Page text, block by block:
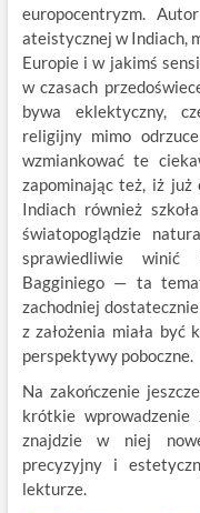
europocentryzm.
ateistycznej w Indiach,
Europie i w jakimś
w czasach
bywa eklektyczny,
religijny mimo
wzmiankować te
zapominając też, iż już
Indiach również
światopoglądzie
sprawiedliwie winić
Bagginiego — ta
zachodniej
z założenia miała
perspektywy poboczne.
Na zakończenie
krótkie wprowadzenie
znajdzie w niej
precyzyjny i
lekturze.